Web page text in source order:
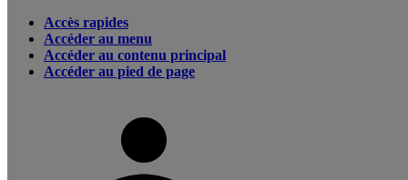
Accès rapides
Accéder au menu
Accéder au contenu principal
Accéder au pied de page